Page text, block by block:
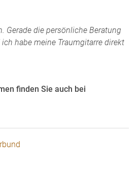
Gerade die persönliche Beratung
habe meine Traumgitarre direkt
finden Sie auch bei